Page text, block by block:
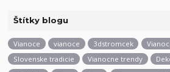
Štítky blogu
Vianoce vianoce 3dstromcek
Slovenske tradicie
Vianocne trendy